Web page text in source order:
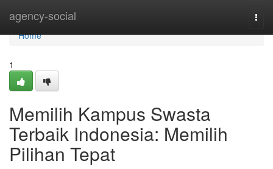
agency-social
Home
Home
1
Memilih Kampus Swasta
Terbaik Indonesia: Memilih
Pilihan Tepat